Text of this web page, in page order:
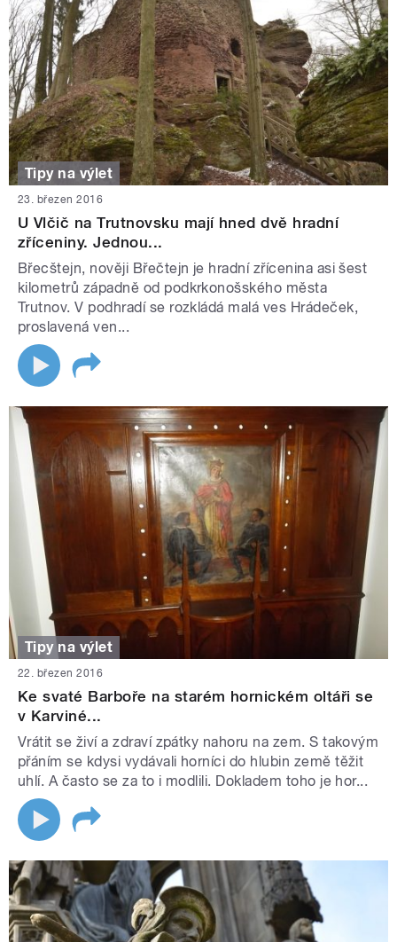
Tipy na výlet
23. březen 2016
U Vlčič na Trutnovsku mají hned dvě hradní
zříceniny. Jednou...
Břecštejn, nověji Břečtejn je hradní zřícenina asi šest
kilometrů západně od podkrkonošského města
Trutnov. V podhradí se rozkládá malá ves Hrádeček,
proslavená ven...
Tipy na výlet
22. březen 2016
Ke svaté Barboře na starém hornickém oltáři se
v Karviné...
Vrátit se živí a zdraví zpátky nahoru na zem. S takovým
přáním se kdysi vydávali horníci do hlubin země těžit
uhlí. A často se za to i modlili. Dokladem toho je hor...